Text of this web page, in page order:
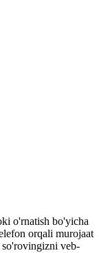
o'rnatish bo'yicha
orqali murojaat
veb-